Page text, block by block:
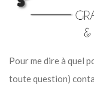
Pour me dire à quel
toute question)